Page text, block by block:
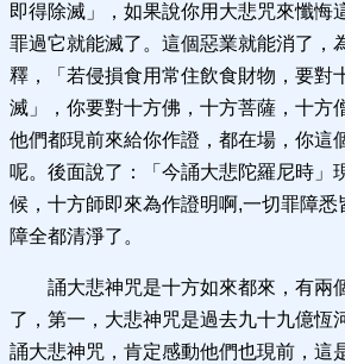
即得除滅」，如果說你用大悲咒來懺悔
罪過它就能滅了。這個惡業就能消了，
釋，「若侵損食用常住飲食財物，要對
滅」，你要對十方佛，十方菩薩，十方
他們都現前來給你作證，都在場，你這
呢。後面說了：「今誦大悲陀羅尼時」
候，十方師即來為作證明啊,一切罪障
障全都清淨了。
誦大悲神咒是十方如來都來，有兩
了，第一，大悲神咒是過去九十九億恆
誦大悲神咒，肯定感動他們也現前，這